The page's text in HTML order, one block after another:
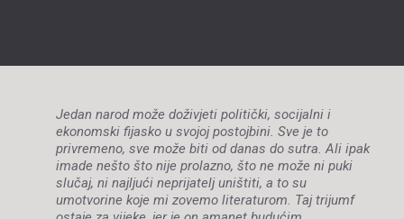
Jedan narod može doživjeti politički, socijalni i
ekonomski fijasko u svojoj postojbini. Sve je to
privremeno, sve može biti od danas do sutra. Ali ipak
imade nešto što nije prolazno, što ne može ni puki
slučaj, ni najljući neprijatelj uništiti, a to su
umotvorine koje mi zovemo literaturom. Taj trijumf